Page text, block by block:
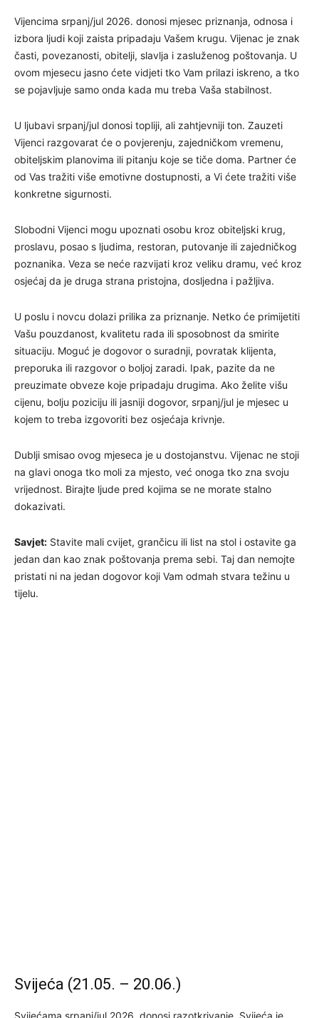
Vijencima srpanj/jul 2026. donosi mjesec priznanja, odnosa i
izbora ljudi koji zaista pripadaju Vašem krugu. Vijenac je znak
časti, povezanosti, obitelji, slavlja i zasluženog poštovanja. U
ovom mjesecu jasno ćete vidjeti tko Vam prilazi iskreno, a tko
se pojavljuje samo onda kada mu treba Vaša stabilnost.
U ljubavi srpanj/jul donosi topliji, ali zahtjevniji ton. Zauzeti
Vijenci razgovarat će o povjerenju, zajedničkom vremenu,
obiteljskim planovima ili pitanju koje se tiče doma. Partner će
od Vas tražiti više emotivne dostupnosti, a Vi ćete tražiti više
konkretne sigurnosti.
Slobodni Vijenci mogu upoznati osobu kroz obiteljski krug,
proslavu, posao s ljudima, restoran, putovanje ili zajedničkog
poznanika. Veza se neće razvijati kroz veliku dramu, već kroz
osjećaj da je druga strana pristojna, dosljedna i pažljiva.
U poslu i novcu dolazi prilika za priznanje. Netko će primijetiti
Vašu pouzdanost, kvalitetu rada ili sposobnost da smirite
situaciju. Moguć je dogovor o suradnji, povratak klijenta,
preporuka ili razgovor o boljoj zaradi. Ipak, pazite da ne
preuzimate obveze koje pripadaju drugima. Ako želite višu
cijenu, bolju poziciju ili jasniji dogovor, srpanj/jul je mjesec u
kojem to treba izgovoriti bez osjećaja krivnje.
Dublji smisao ovog mjeseca je u dostojanstvu. Vijenac ne stoji
na glavi onoga tko moli za mjesto, već onoga tko zna svoju
vrijednost. Birajte ljude pred kojima se ne morate stalno
dokazivati.
Savjet: Stavite mali cvijet, grančicu ili list na stol i ostavite ga
jedan dan kao znak poštovanja prema sebi. Taj dan nemojte
pristati ni na jedan dogovor koji Vam odmah stvara težinu u
tijelu.
Svijeća (21.05. – 20.06.)
Svijećama srpanj/jul 2026. donosi razotkrivanje. Svijeća je